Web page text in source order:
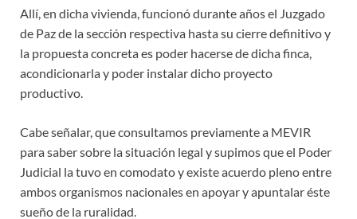
Allí, en dicha vivienda, funcionó durante años el Juzgado
de Paz de la sección respectiva hasta su cierre definitivo y
la propuesta concreta es poder hacerse de dicha finca,
acondicionarla y poder instalar dicho proyecto
productivo.
Cabe señalar, que consultamos previamente a MEVIR
para saber sobre la situación legal y supimos que el Poder
Judicial la tuvo en comodato y existe acuerdo pleno entre
ambos organismos nacionales en apoyar y apuntalar éste
sueño de la ruralidad.